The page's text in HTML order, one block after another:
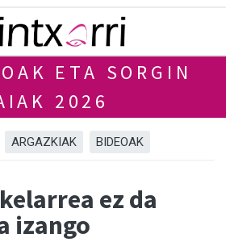
ETA SORGIN
2026
ARGAZKIAK BIDEOAK
ez da
izango